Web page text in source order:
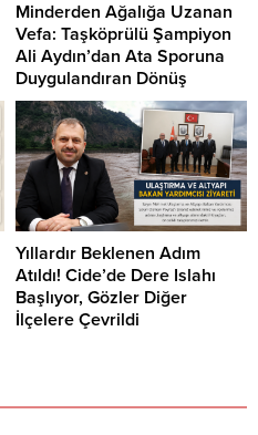
Minderden Ağalığa Uzanan
Vefa: Taşköprülü Şampiyon
Ali Aydın’dan Ata Sporuna
Duygulandıran Dönüş
Yıllardır Beklenen Adım
Atıldı! Cide’de Dere Islahı
Başlıyor, Gözler Diğer
İlçelere Çevrildi